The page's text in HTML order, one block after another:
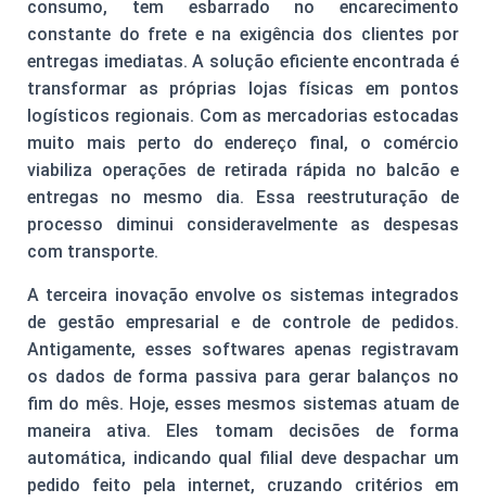
consumo, tem esbarrado no encarecimento
constante do frete e na exigência dos clientes por
entregas imediatas. A solução eficiente encontrada é
transformar as próprias lojas físicas em pontos
logísticos regionais. Com as mercadorias estocadas
muito mais perto do endereço final, o comércio
viabiliza operações de retirada rápida no balcão e
entregas no mesmo dia. Essa reestruturação de
processo diminui consideravelmente as despesas
com transporte.
A terceira inovação envolve os sistemas integrados
de gestão empresarial e de controle de pedidos.
Antigamente, esses softwares apenas registravam
os dados de forma passiva para gerar balanços no
fim do mês. Hoje, esses mesmos sistemas atuam de
maneira ativa. Eles tomam decisões de forma
automática, indicando qual filial deve despachar um
pedido feito pela internet, cruzando critérios em